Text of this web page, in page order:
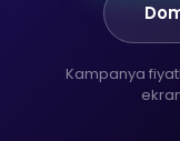
Kampanya